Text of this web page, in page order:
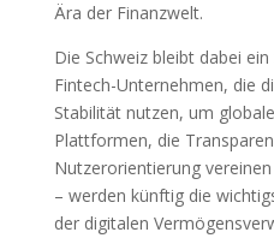
Ära der Finanzwelt.
Die Schweiz bleibt dabei
Fintech-Unternehmen, die
Stabilität nutzen, um
Plattformen, die
Nutzerorientierung
– werden künftig die
der digitalen